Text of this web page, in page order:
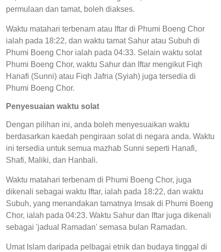
permulaan dan tamat, boleh diakses.
Waktu matahari terbenam atau Iftar di Phumi Boeng Chor
ialah pada 18:22, dan waktu tamat Sahur atau Subuh di
Phumi Boeng Chor ialah pada 04:33. Selain waktu solat
Phumi Boeng Chor, waktu Sahur dan Iftar mengikut Fiqh
Hanafi (Sunni) atau Fiqh Jafria (Syiah) juga tersedia di
Phumi Boeng Chor.
Penyesuaian waktu solat
Dengan pilihan ini, anda boleh menyesuaikan waktu
berdasarkan kaedah pengiraan solat di negara anda. Waktu
ini tersedia untuk semua mazhab Sunni seperti Hanafi,
Shafi, Maliki, dan Hanbali.
Waktu matahari terbenam di Phumi Boeng Chor, juga
dikenali sebagai waktu Iftar, ialah pada 18:22, dan waktu
Subuh, yang menandakan tamatnya Imsak di Phumi Boeng
Chor, ialah pada 04:23. Waktu Sahur dan Iftar juga dikenali
sebagai 'jadual Ramadan' semasa bulan Ramadan.
Umat Islam daripada pelbagai etnik dan budaya tinggal di